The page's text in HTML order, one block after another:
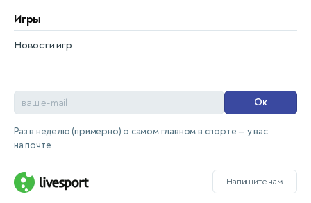
Игры
Новости игр
Ок
Раз в неделю (примерно) о самом главном в спорте — у вас
на почте
Напишите нам